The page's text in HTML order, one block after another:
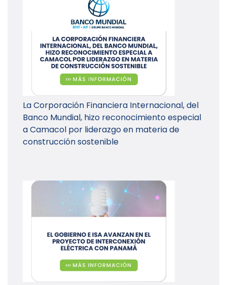
La Corporación Financiera Internacional, del
Banco Mundial, hizo reconocimiento especial
a Camacol por liderazgo en materia de
construcción sostenible